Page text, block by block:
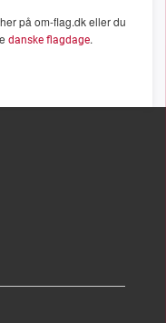
her på om-flag.dk eller du
danske flagdage.